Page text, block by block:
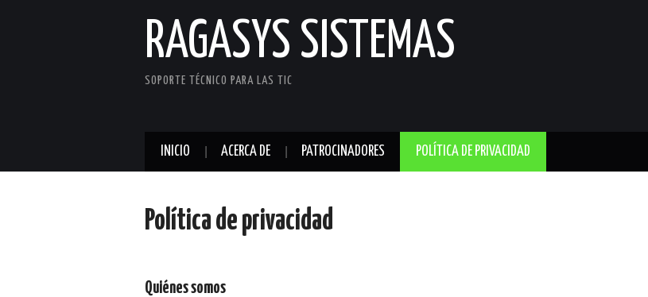
RAGASYS SISTEMAS
SOPORTE TÉCNICO PARA LAS TIC
INICIO ACERCA DE PATROCINADORES POLÍTICA DE PRIVACIDAD
Política de privacidad
Quiénes somos